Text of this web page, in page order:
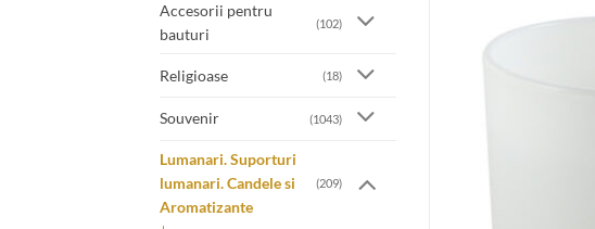
Accesorii pentru
bauturi
(102)
Religioase (18)
Souvenir (1043)
Lumanari. Suporturi
lumanari. Candele si
Aromatizante
(209)